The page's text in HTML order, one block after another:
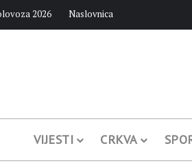
2026 Naslovnica
VIJESTI CRKVA